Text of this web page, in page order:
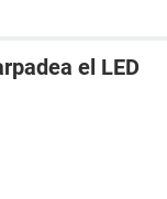
el LED